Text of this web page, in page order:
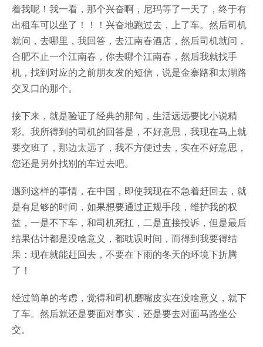
着我呢！我一看，那个兴奋啊，尼玛等了一天了，终于有
出租车可以坐了！！！兴奋地跑过去，上了车。然后司机
就问，去哪里，我回答，去江南春酒店，然后司机就问，
合肥不止一个江南春，你去哪个江南春，然后我就找手
机，找到对应的之前朋友发的短信，说是金寨路和太湖路
交叉口的那个。
接下来，就是验证了经典的那句，生活远远要比小说精
彩。我所得到的司机的回答是，不好意思，我现在马上就
要交班了，那边太远了，我不方便过去，实在不好意思，
您还是另外找别的车过去吧。
遇到这样的事情，在中国，即使我现在不急着赶回去，就
是有足够的时间，如果想要通过正规手段，维护我的权
益，一是不下车，和司机死扛，二是直接投诉，但是最后
结果估计都是没啥意义，都耽误时间，而得到我要得结
果：现在就能赶回去，不要在下雨的冬天的环境下折腾
了！
经过简单的考虑，觉得和司机磨嘴皮实在没啥意义，就下
了车。然后就还是要面对事实，还是要去对面马路坐公
交。